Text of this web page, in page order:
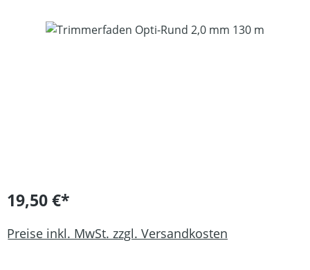
Bildergalerie überspringen
19,50 €*
Preise inkl. MwSt. zzgl. Versandkosten